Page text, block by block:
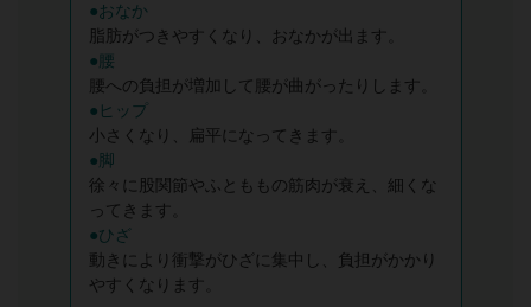
●おなか
脂肪がつきやすくなり、おなかが出ます。
●腰
腰への負担が増加して腰が曲がったりします。
●ヒップ
小さくなり、扁平になってきます。
●脚
徐々に股関節やふとももの筋肉が衰え、細くな
ってきます。
●ひざ
動きにより衝撃がひざに集中し、負担がかかり
やすくなります。